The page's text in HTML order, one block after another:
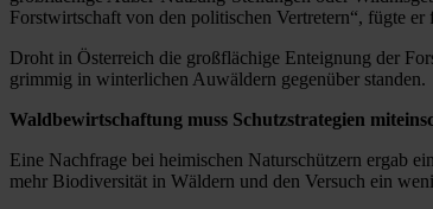
Forstwirtschaft von den politischen Vertretern“, fügte er
Droht in Österreich die großflächige Enteignung der
grimmig in winterlichen Auwäldern gegenüber standen.
Waldbewirtschaftung muss Schutzstrategien
Eine Nachfrage bei heimischen Naturschützern ergab
mehr Biodiversität in Wäldern und den Versuch ein